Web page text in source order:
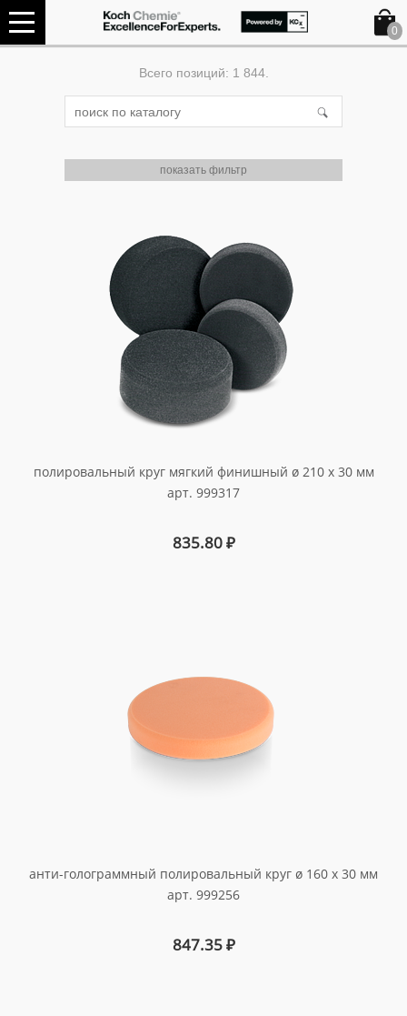
Всего позиций: 1 844.
показать фильтр
полировальный круг мягкий финишный ø 210 x 30 мм
арт. 999317
835.80₽
анти-голограммный полировальный круг ø 160 x 30 мм
арт. 999256
847.35₽
0